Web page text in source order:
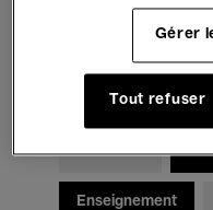
Musique classique
Musique
Pour tous
Enseignement
Gérer
Tout refuser